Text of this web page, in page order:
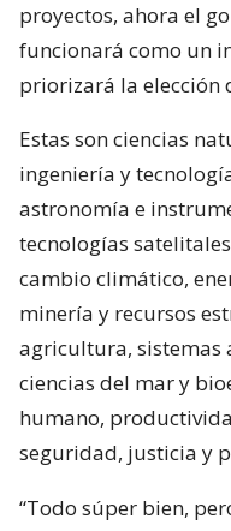
proyectos, ahora el
funcionará como un
priorizará la elección
Estas son ciencias
ingeniería y
astronomía e
tecnologías
cambio climático,
minería y recursos
agricultura, sistemas
ciencias del mar y
humano,
seguridad, justicia y
“Todo súper bien,